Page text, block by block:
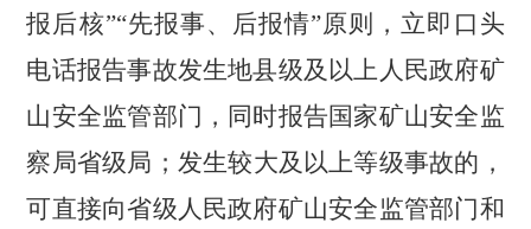
报后核”“先报事、后报情”原则，立即口头
电话报告事故发生地县级及以上人民政府矿
山安全监管部门，同时报告国家矿山安全监
察局省级局；发生较大及以上等级事故的，
可直接向省级人民政府矿山安全监管部门和